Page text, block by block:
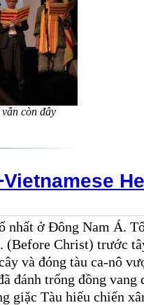
còn đây
nhất ở Đông Nam Á.
. (Before Christ) trước
và đóng tàu ca-nô
đánh trống đồng vang
giặc Tàu hiếu chiến